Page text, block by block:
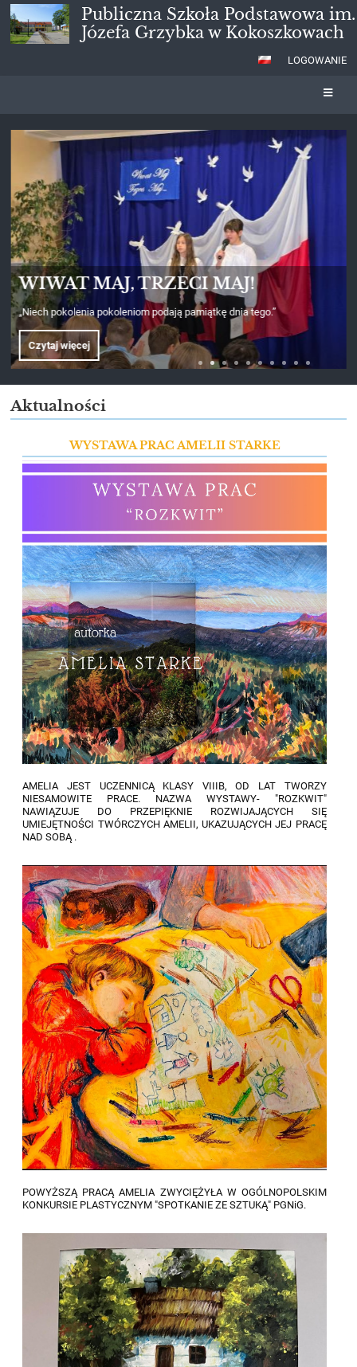
Publiczna Szkoła Podstawowa im.
Józefa Grzybka w Kokoszkowach
LOGOWANIE
główna
DZIEŃ PATRONA
Imieniny szkoły to czas wyjątkowy. Z tej okazji społeczność szkolna
okazała szacunek i uczciła pamięć swojego patrona – Józefa Grzybka,
składając kwiaty pod tablicą upamiętniającą naszego Patrona.
Czytaj więcej
Aktualności
WYSTAWA PRAC AMELII STARKE
AMELIA JEST UCZENNICĄ KLASY VIIIB, OD LAT TWORZY
NIESAMOWITE PRACE. NAZWA WYSTAWY- "ROZKWIT"
NAWIĄZUJE DO PRZEPIĘKNIE ROZWIJAJĄCYCH SIĘ
UMIEJĘTNOŚCI TWÓRCZYCH AMELII, UKAZUJĄCYCH JEJ PRACĘ
NAD SOBĄ .
POWYŻSZĄ PRACĄ AMELIA ZWYCIĘŻYŁA W OGÓLNOPOLSKIM
KONKURSIE PLASTYCZNYM "SPOTKANIE ZE SZTUKĄ" PGNiG.